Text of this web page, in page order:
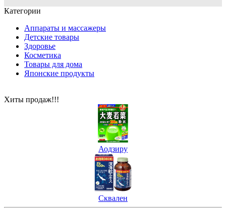
Категории
Аппараты и массажеры
Детские товары
Здоровье
Косметика
Товары для дома
Японские продукты
Хиты продаж!!!
Аодзиру
Сквален